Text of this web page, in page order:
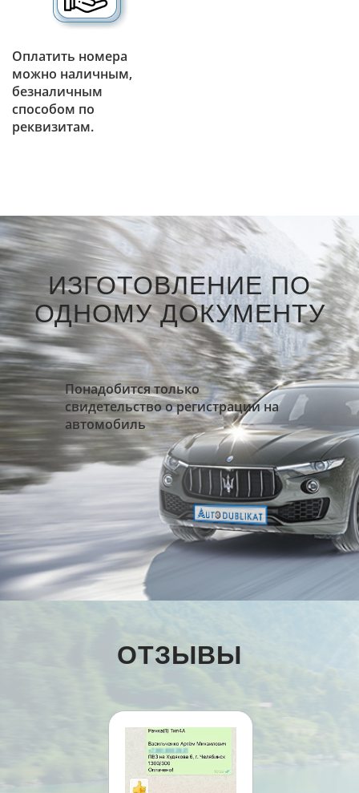
Оплатить номера
можно наличным,
безналичным
способом по
реквизитам.
ИЗГОТОВЛЕНИЕ ПО
ОДНОМУ ДОКУМЕНТУ
Понадобится только
свидетельство о регистрации на
автомобиль
ОТЗЫВЫ